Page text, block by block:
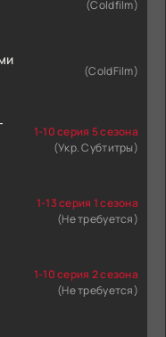
(Coldfilm)
(ColdFilm)
1-10 серия 5 сезона
(Укр. Субтитры)
1-13 серия 1 сезона
(Не требуется)
1-10 серия 2 сезона
(Не требуется)